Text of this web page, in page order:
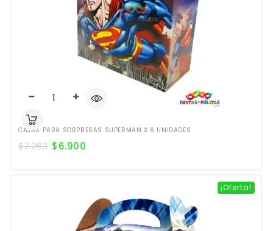
CAJAS PARA SORPRESAS SUPERMAN X 6 UNIDADES
$7.263 $6.900
¡Oferta!